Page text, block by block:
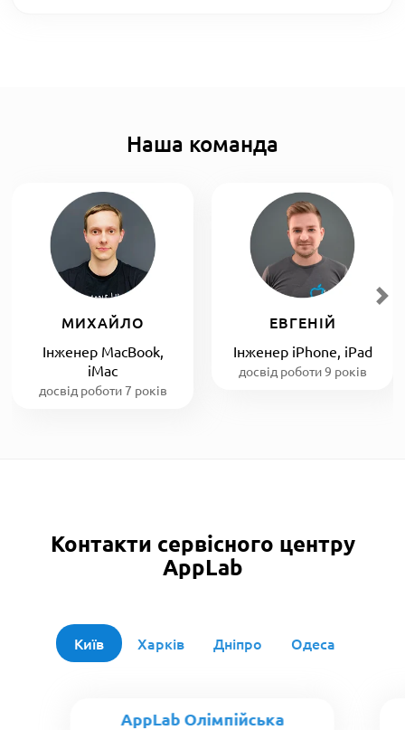
Наша команда
МИХАЙЛО
Інженер MacBook,
iMac
досвід роботи 7 років
ЕВГЕНІЙ
Інженер iPhone, iPad
досвід роботи 9 років
Контакти сервісного центру
AppLab
Київ Харків Дніпро Одеса
AppLab Олімпійська